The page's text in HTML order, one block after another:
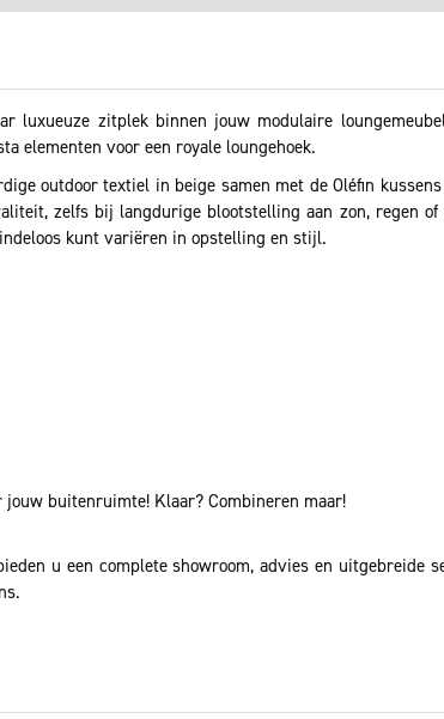
luxueuze zitplek binnen jouw modulaire
elementen voor een royale loungehoek.
outdoor textiel in beige samen met de Oléfin
zelfs bij langdurige blootstelling aan zon, regen of
kunt variëren in opstelling en stijl.
buitenruimte! Klaar? Combineren maar!
u een complete showroom, advies en uitgebreide